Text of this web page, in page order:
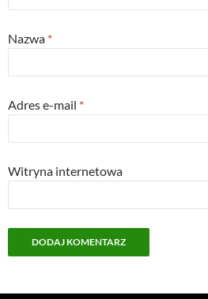
Nazwa *
Adres e-mail *
Witryna internetowa